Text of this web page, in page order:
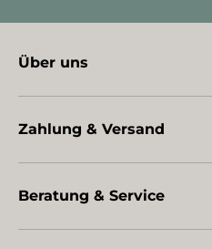
Über uns
Zahlung & Versand
Beratung & Service